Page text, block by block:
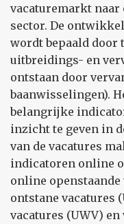
vacaturemarkt naar
sector. De
wordt bepaald
uitbreidings- en
ontstaan door
baanwisselingen).
belangrijke
inzicht te geven in
van de vacatures
indicatoren online
online openstaande
ontstane vacatures
vacatures (UWV) en